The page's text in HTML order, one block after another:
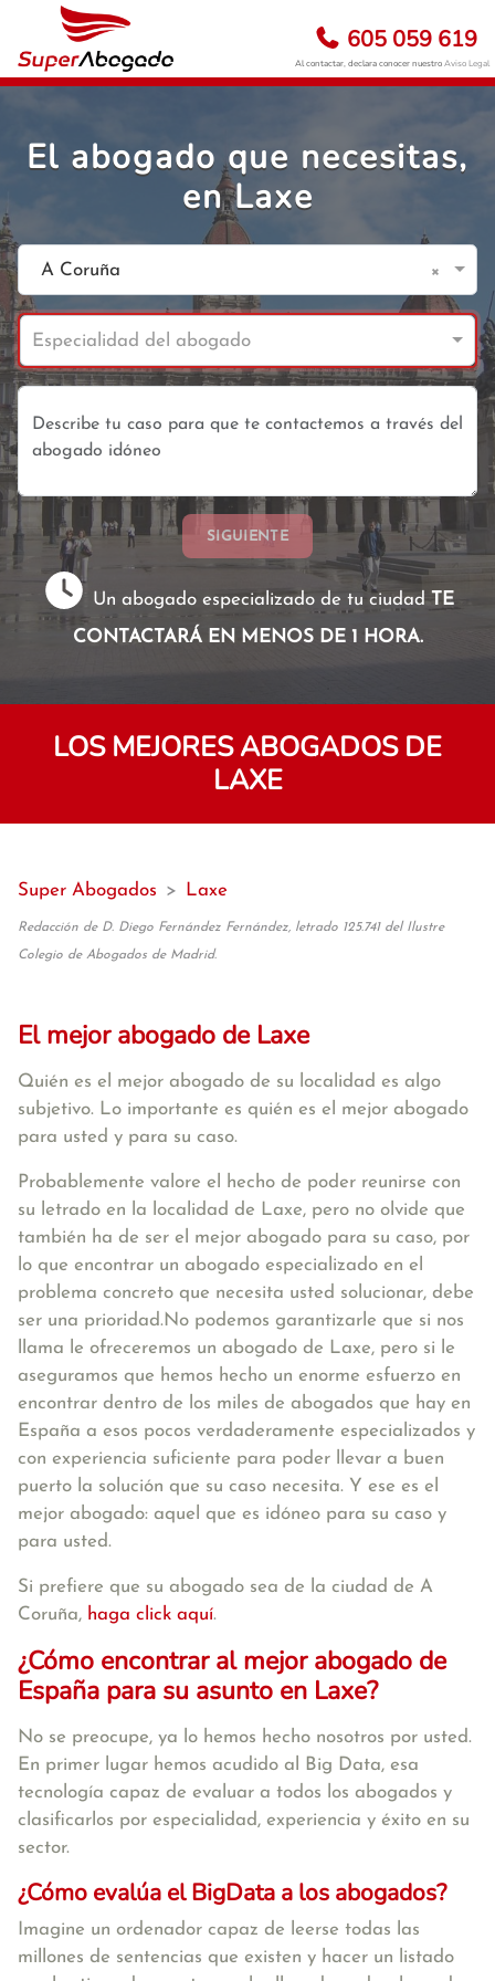
605 059 619
Al contactar, declara conocer nuestroAviso Legal
El abogado que necesitas,
en Laxe
A Coruña ×
Especialidad del abogado
SIGUIENTE
Un abogado especializado de tu ciudadTE
CONTACTARÁ EN MENOS DE 1 HORA.
LOS MEJORES ABOGADOS DE
LAXE
Super Abogados > Laxe
Redacción de D. Diego Fernández Fernández, letrado 125.741 del Ilustre
Colegio de Abogados de Madrid.
El mejor abogado de Laxe
Quién es el mejor abogado de su localidad es algo
subjetivo. Lo importante es quién es el mejor abogado
para usted y para su caso.
Probablemente valore el hecho de poder reunirse con
su letrado en la localidad de Laxe, pero no olvide que
también ha de ser el mejor abogado para su caso, por
lo que encontrar un abogado especializado en el
problema concreto que necesita usted solucionar, debe
ser una prioridad.No podemos garantizarle que si nos
llama le ofreceremos un abogado de Laxe, pero si le
aseguramos que hemos hecho un enorme esfuerzo en
encontrar dentro de los miles de abogados que hay en
España a esos pocos verdaderamente especializados y
con experiencia suficiente para poder llevar a buen
puerto la solución que su caso necesita. Y ese es el
mejor abogado: aquel que es idóneo para su caso y
para usted.
Si prefiere que su abogado sea de la ciudad de A
Coruña, haga click aquí.
¿Cómo encontrar al mejor abogado de
España para su asunto en Laxe?
No se preocupe, ya lo hemos hecho nosotros por usted.
En primer lugar hemos acudido al Big Data, esa
tecnología capaz de evaluar a todos los abogados y
clasificarlos por especialidad, experiencia y éxito en su
sector.
¿Cómo evalúa el BigData a los abogados?
Imagine un ordenador capaz de leerse todas las
millones de sentencias que existen y hacer un listado